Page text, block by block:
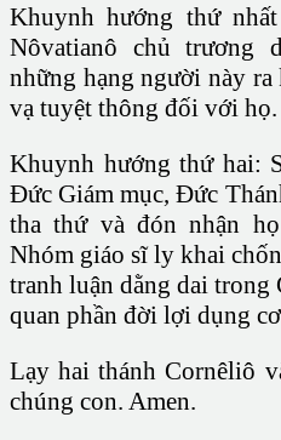
Khuynh hướng thứ
Nôvatianô chủ trương
những hạng người này
vạ tuyệt thông đối với họ.
Khuynh hướng thứ hai:
Đức Giám mục, Đức
tha thứ và đón nhận
Nhóm giáo sĩ ly khai
tranh luận dằng dai trong
quan phần đời lợi dụng
Lạy hai thánh Cornêliô
chúng con. Amen.